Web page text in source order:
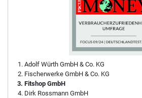
Adolf Würth GmbH & Co. KG
Fischerwerke GmbH & Co. KG
Fitshop GmbH
Dirk Rossmann GmbH